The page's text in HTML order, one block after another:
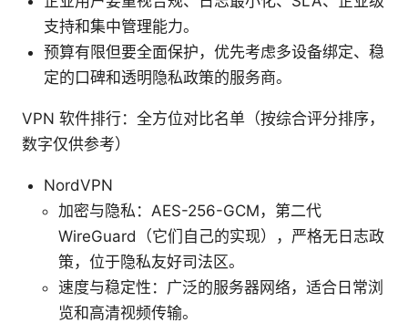
支持和集中管理能力。
预算有限但要全面保护，优先考虑多设备绑定、稳
定的口碑和透明隐私政策的服务商。
VPN 软件排行：全方位对比名单（按综合评分排序，
数字仅供参考）
NordVPN
加密与隐私：AES-256-GCM，第二代
WireGuard（它们自己的实现），严格无日志政
策，位于隐私友好司法区。
速度与稳定性：广泛的服务器网络，适合日常浏
览和高清视频传输。